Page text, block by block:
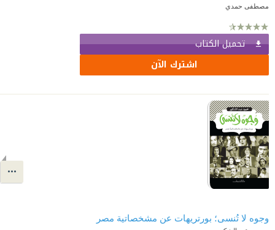
مصطفى حمدي
تحميل الكتاب
اشترك الآن
وجوه لا تُنسى؛ بورتريهات عن مشخصاتية مصر